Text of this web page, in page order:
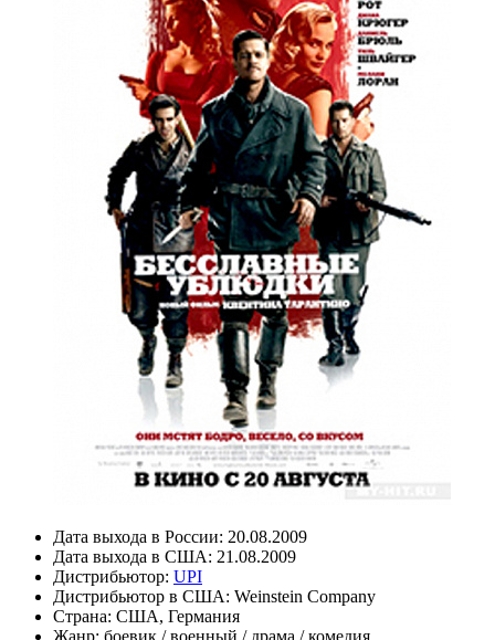
Дата выхода в России: 20.08.2009
Дата выхода в США: 21.08.2009
Дистрибьютор: UPI
Дистрибьютор в США: Weinstein Company
Страна: США, Германия
Жанр: боевик /военный / драма /комедия